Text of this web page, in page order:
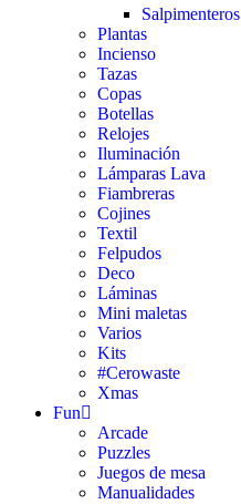
Salpimenteros
Plantas
Incienso
Tazas
Copas
Botellas
Relojes
Iluminación
Lámparas Lava
Fiambreras
Cojines
Textil
Felpudos
Deco
Láminas
Mini maletas
Varios
Kits
#Cerowaste
Xmas
Fun
Arcade
Puzzles
Juegos de mesa
Manualidades